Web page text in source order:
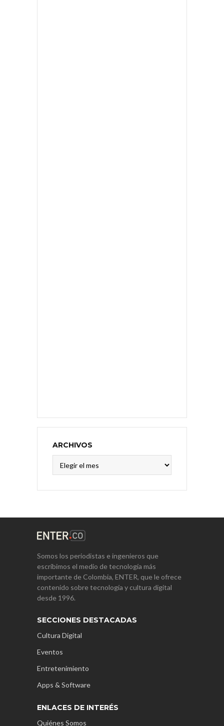
ARCHIVOS
Somos los periodistas e ingenieros que
escribimos el medio de tecnología más
importante de Colombia, ENTER, que le ofrece
contenido sobre tecnología y cultura digital
desde 1996.
SECCIONES DESTACADAS
Cultura Digital
Eventos
Entretenimiento
Apps & Software
ENLACES DE INTERÉS
Quiénes Somos